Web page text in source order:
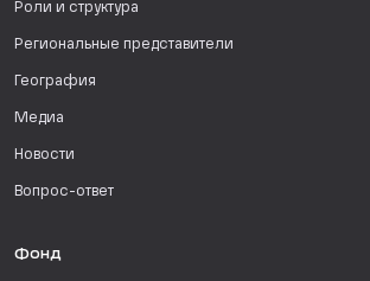
Роли и структура
Региональные представители
География
Медиа
Новости
Вопрос-ответ
Фонд